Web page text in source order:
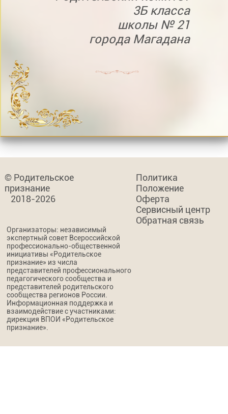
3Б класса
школы № 21
города Магадана
© Родительское
признание
2018-2026
Политика
Положение
Оферта
Сервисный центр
Обратная связь
Организаторы: независимый
экспертный совет Всероссийской
профессионально-общественной
инициативы «Родительское
признание» из числа
представителей профессионального
педагогического сообщества и
представителей родительского
сообщества регионов России.
Информационная поддержка и
взаимодействие с участниками:
дирекция ВПОИ «Родительское
признание».